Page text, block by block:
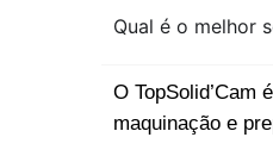
Qual é o melhor
O TopSolid’Cam
maquinação e